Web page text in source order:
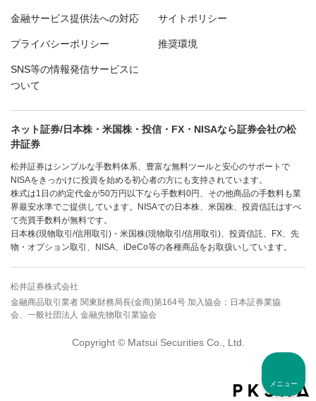
メニュー
金融サービス提供法への対応 サイトポリシー
プライバシーポリシー 推奨環境
SNS等の情報発信サービスに
ついて
ネット証券/日本株・米国株・投信・FX・NISAなら証券会社の松
井証券
松井証券はシンプルな手数料体系、豊富な無料ツールと安心のサポートで
NISAをきっかけに投資を始める初心者の方にも支持されています。
株式は1日の約定代金が50万円以下なら手数料0円、その他商品の手数料も業
界最安水準でご提供しています。NISAでの日本株、米国株、投資信託はすべ
て売買手数料が無料です。
日本株(現物取引/信用取引)・米国株(現物取引/信用取引)、投資信託、FX、先
物・オプション取引、NISA、iDeCo等の各種商品をお取扱いしています。
松井証券株式会社
金融商品取引業者 関東財務局長(金商)第164号 加入協会：日本証券業協
会、一般社団法人 金融先物取引業協会
Copyright © Matsui Securities Co., Ltd.